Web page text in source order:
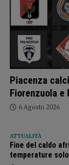
Piacenza
Fiorenzuola e
6 Agosto 2026
ATTUALITÀ
Fine del caldo
temperature